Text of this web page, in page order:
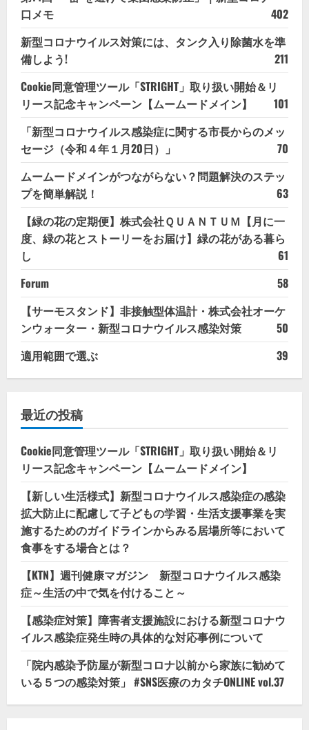
口メモ
402
新型コロナウイルス対策には、タンク入り除菌水を準
備しよう!
211
Cookie同意管理ツール「STRIGHT」取り扱い開始＆リ
リース記念キャンペーン【ムームードメイン】
101
「新型コロナウイルス感染症に関する市長からのメッ
セージ（令和４年１月20日）」
70
ムームードメインがつながらない？問題解決のステッ
プを簡単解説！
63
【緑の花の定期便】株式会社ＱＵＡＮＴＵＭ【月に一
度、緑の花とストーリーをお届け】緑の花がある暮ら
し
61
Forum
58
【サーモスタンド】非接触型体温計・株式会社オーケ
ンウォーター・新型コロナウイルス感染対策
50
適用範囲で選ぶ
39
最近の投稿
Cookie同意管理ツール「STRIGHT」取り扱い開始＆リ
リース記念キャンペーン【ムームードメイン】
【新しい生活様式】新型コロナウイルス感染症の感染
拡大防止に配慮して子どもの学習・生活支援事業を実
施するためのガイドラインからみる居場所等において
食事をする場合とは？
【KTN】週刊健康マガジン 新型コロナウイルス感染
症～生活の中で気を付けること～
【感染症対策】障害者支援施設における新型コロナウ
イルス感染症発生時の具体的な対応事例について
「院内感染予防屋が新型コロナ以前から家族に勧めて
いる５つの感染対策」 #SNS医療のカタチONLINE vol.37